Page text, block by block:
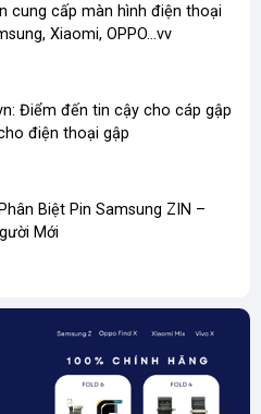
cung cấp màn hình điện thoại
Xiaomi, OPPO...vv
Điểm đến tin cậy cho cáp gập
điện thoại gập
Biệt Pin Samsung ZIN –
Mới